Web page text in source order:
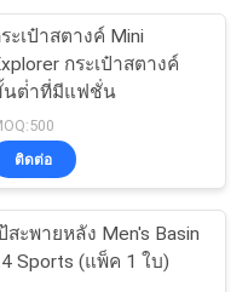
งผ้าไม่
ะเป๋าสตางค์ Mini
กระเป๋าสตางค์
ต่ําที่มีแฟชั่น
ติดต่อ
สะพายหลัง Men's Basin
Sports (แพ็ค 1 ใบ)